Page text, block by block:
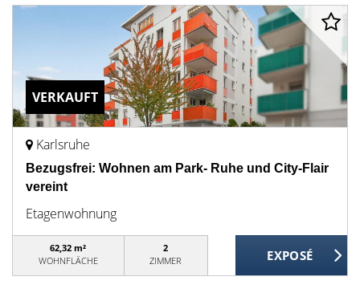
VERKAUFT
Karlsruhe
Bezugsfrei: Wohnen am Park- Ruhe und City-Flair
vereint
Etagenwohnung
62,32 m²
WOHNFLÄCHE
2
ZIMMER